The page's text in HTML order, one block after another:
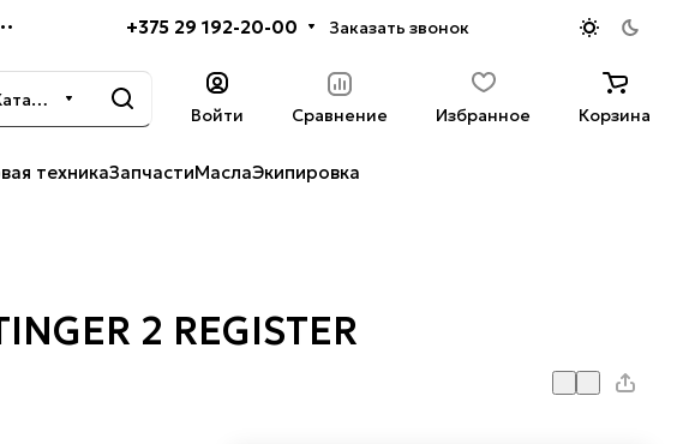
+375 29 192-20-00 Заказать звонок
Каталог
Войти Сравнение Избранное Корзина
техникаЗапчастиМаслаЭкипировка
2 REGISTER